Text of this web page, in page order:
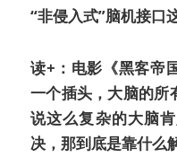
“非侵入式”脑机接口
读+：电影《黑客帝
一个插头，大脑的所
说这么复杂的大脑
决，那到底是靠什么